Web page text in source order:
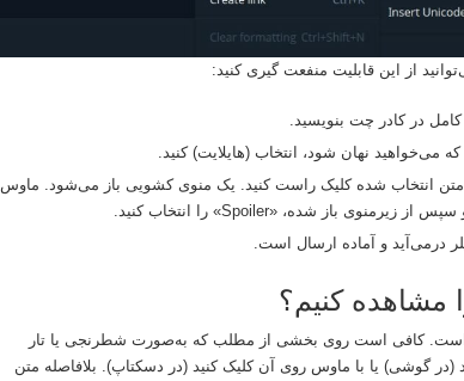
از این قابلیت منفعت گیری کنید:
در کادر چت بنویسید.
می‌خواهید نهان شود، انتخاب (هایلایت) کنید.
انتخاب شده کلیک راست کنید. یک منوی کشویی باز می‌شود. ماوس
درمی‌آید و آماده ارسال است.
مشاهده کنیم؟
است. کافی است روی بخشی از مطلب که به‌صورت شطرنجی یا تار
گوشی) یا با ماوس روی آن کلیک کنید (در دسکتاپ). بلافاصله متن